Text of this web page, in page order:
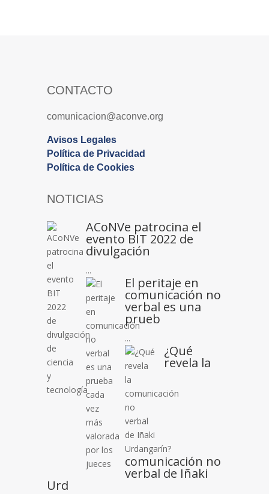
CONTACTO
comunicacion@aconve.org
Avisos Legales
Política de Privacidad
Política de Cookies
NOTICIAS
ACoNVe patrocina el
evento BIT 2022 de
divulgación
...
El peritaje en
comunicación no
verbal es una
prueb
...
¿Qué
revela la
comunicación no
verbal de Iñaki
Urd